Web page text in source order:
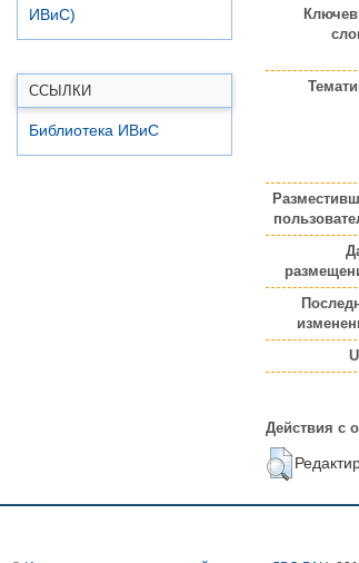
ИВиС)
ССЫЛКИ
Библиотека ИВиС
Действия с